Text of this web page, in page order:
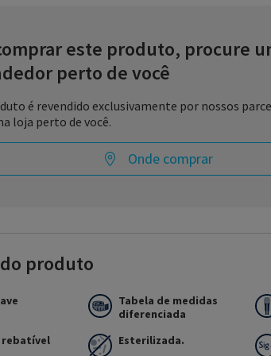
este produto, procure
perto de você
é revendido exclusivamente por nossos
loja perto de você.
Onde comprar
produto
Tabela de medidas
diferenciada
Esterilizada.
de TEV (Tromboembolismo Venoso) pré, intra e pós-
conta com a tecnologia e as propriedades da
clínicos e hospitalares.
e necessária nos procedimentos cirúrgicos. Possui
venoso.
em fases agudas